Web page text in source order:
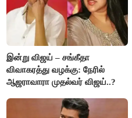
இன்று விஜய் – சங்கீதா
விவாகரத்து வழக்கு: நேரில்
ஆஜராவாரா முதல்வர் விஜய்..?